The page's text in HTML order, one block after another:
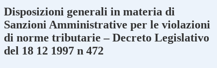
Disposizioni generali in materia di
Sanzioni Amministrative per le violazioni
di norme tributarie – Decreto Legislativo
del 18 12 1997 n 472